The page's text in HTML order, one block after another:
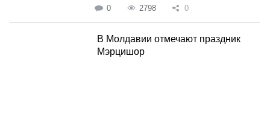
0 2798 0
В Молдавии отмечают праздник
Мэрцишор